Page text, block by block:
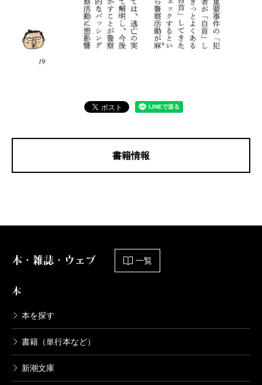
書籍情報
本・雑誌・ウェブ 一覧
本
本を探す
書籍（単行本など）
新潮文庫